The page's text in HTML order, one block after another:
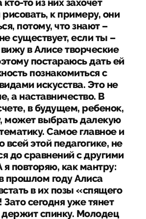
кто-то из них захочет
рисовать, к примеру, они
потому, что знают –
существует, если ты –
в Алисе творческие
постараюсь дать ей
познакомиться с
искусства. Это не
а наставничество. В
в будущем, ребенок,
может выбрать далекую
Самое главное и
всей этой педагогике, не
до сравнений с другими
я повторяю, как мантру:
прошлом году Алиса
в их позы «спящего
сегодня уже тянет
держит спинку. Молодец